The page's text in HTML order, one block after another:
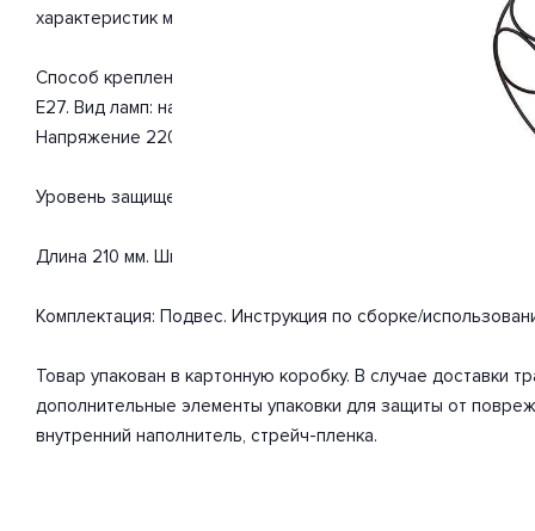
характеристик мощности хватит для освещения 2.2 м2.
Способ крепления: монтажная пластина. Дизайн и форма
E27. Вид ламп: накаливания. Количество ламп 1 шт.
Напряжение 220-240 Вольт.
Уровень защищенности от влаги и пыли IP20. Расширенная
Длина 210 мм. Ширина 210 мм. Высота 1280 мм. Диаметр 210
Комплектация: Подвес. Инструкция по сборке/
Товар упакован в картонную коробку. В случае доставки
дополнительные элементы упаковки для защиты от
внутренний наполнитель, стрейч-пленка.